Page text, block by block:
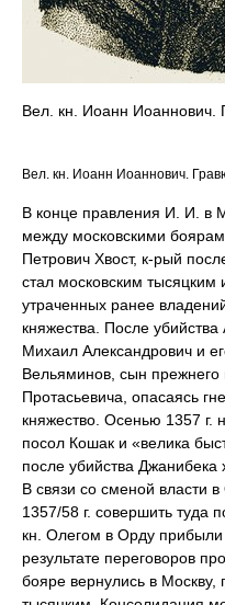
Вел. кн. Иоанн Иоаннович.
Вел. кн. Иоанн Иоаннович.
В конце правления И. И. в
между московскими
Петрович Хвост, к-рый
стал московским тысяцким
утраченных ранее
княжества. После
Михаил Александрович и
Вельяминов, сын прежнего
Протасьевича, опасаясь
княжество. Осенью 1357
посол Кошак и «велика
после убийства
В связи со сменой власти
1357/58 г. совершить туда
кн. Олегом в Орду
результате переговоров
бояре вернулись в Москву,